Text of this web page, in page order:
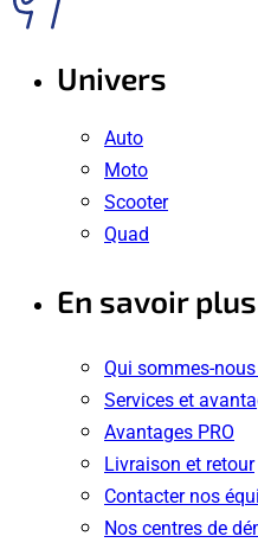
Univers
Auto
Moto
Scooter
Quad
En savoir plus
Qui sommes-nous
Services et
Avantages PRO
Livraison et retour
Contacter nos
Nos centres de